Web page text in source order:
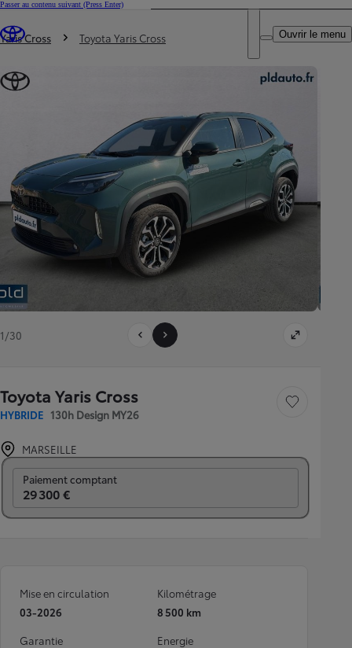
Passer au contenu suivant (Press Enter)
Trouvez un partenaire Toyota
DEALER NAME
Ouvrir le menu
Vous êtes ici
Yaris Cross Toyota Yaris Cross
1/30
Toyota Yaris Cross
HYBRIDE 130h Design MY26
Sauvegarder le
MARSEILLE
Paiement comptant
29 300 €
Mise en circulation
03-2026
Kilométrage
8 500 km
Garantie
Energie